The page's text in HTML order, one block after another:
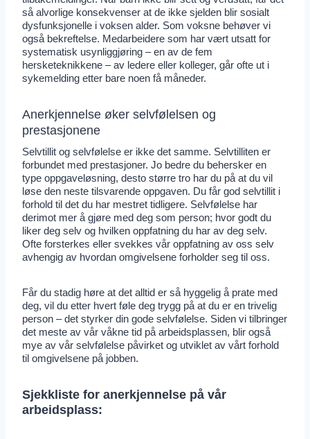
så alvorlige konsekvenser at de ikke sjelden blir sosialt
dysfunksjonelle i voksen alder. Som voksne behøver vi
også bekreftelse. Medarbeidere som har vært utsatt for
systematisk usynliggjøring – en av de fem
hersketeknikkene – av ledere eller kolleger, går ofte ut i
sykemelding etter bare noen få måneder.
Anerkjennelse øker selvfølelsen og
prestasjonene
Selvtillit og selvfølelse er ikke det samme. Selvtilliten er
forbundet med prestasjoner. Jo bedre du behersker en
type oppgaveløsning, desto større tro har du på at du vil
løse den neste tilsvarende oppgaven. Du får god selvtillit i
forhold til det du har mestret tidligere. Selvfølelse har
derimot mer å gjøre med deg som person; hvor godt du
liker deg selv og hvilken oppfatning du har av deg selv.
Ofte forsterkes eller svekkes vår oppfatning av oss selv
avhengig av hvordan omgivelsene forholder seg til oss.
Får du stadig høre at det alltid er så hyggelig å prate med
deg, vil du etter hvert føle deg trygg på at du er en trivelig
person – det styrker din gode selvfølelse. Siden vi tilbringer
det meste av vår våkne tid på arbeidsplassen, blir også
mye av vår selvfølelse påvirket og utviklet av vårt forhold
til omgivelsene på jobben.
Sjekkliste for anerkjennelse på vår
arbeidsplass: